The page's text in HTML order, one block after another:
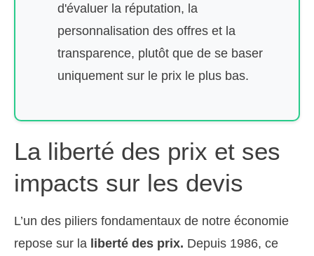
d'évaluer la réputation, la
personnalisation des offres et la
transparence, plutôt que de se baser
uniquement sur le prix le plus bas.
La liberté des prix et ses
impacts sur les devis
L’un des piliers fondamentaux de notre économie
repose sur la liberté des prix. Depuis 1986, ce